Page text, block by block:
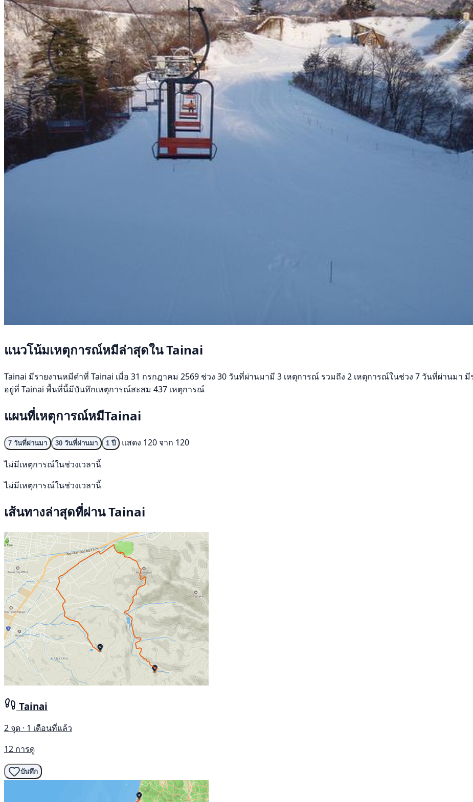
แนวโน้มเหตุการณ์หมีล่าสุดใน Tainai
Tainai มีรายงานหมีดำที่ Tainai เมื่อ 31 กรกฎาคม 2569 ช่วง 30 วันที่ผ่านมามี 3 เหตุการณ์ รวมถึง 2 เหตุการณ์ในช่วง 7 วันที่ผ่านมา
อยู่ที่ Tainai พื้นที่นี้มีบันทึกเหตุการณ์สะสม 437 เหตุการณ์
แผนที่เหตุการณ์หมีTainai
7 วันที่ผ่านมา 30 วันที่ผ่านมา 1 ปี
แสดง 120 จาก 120
ไม่มีเหตุการณ์ในช่วงเวลานี้
ไม่มีเหตุการณ์ในช่วงเวลานี้
เส้นทางล่าสุดที่ผ่าน Tainai
Tainai
2 จุด · 1 เดือนที่แล้ว
12 การดู
บันทึก